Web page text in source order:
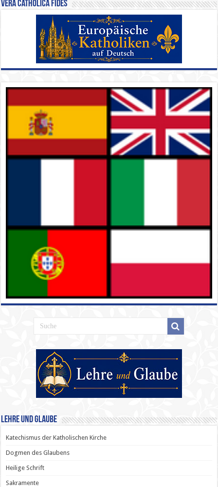
Vera Catholica Fides
Lehre und Glaube
Katechismus der Katholischen Kirche
Dogmen des Glaubens
Heilige Schrift
Sakramente